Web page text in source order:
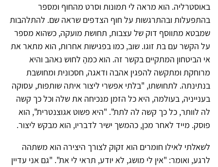
באוסטרליה. הוא מראה לי תמונות וסרט מהחוף ומספר
בהתפעלות ובהתרגשות על חוף הצדפים שראה שם. להתלהבות
שמבטא מתווסף דוק של עצבות, תחושת מועקה, כשהוא מספר
על הקשר עם בת זוגו. שוב, כמו בפגישות אחרות, הוא מתאר את
אי הביטחון המתקיים בקשר זה. הוא כמהַ לחוש נאהב והיא
מרוחקת ומתקשה להפגין אהבה ודאגה, חסכונית ומחושבת
בנתינתה. לתחושתו, "בלתי אפשרי ליצור איתה שותפות, עסוקה
בענייניה, בעולמה, היא כל הזמן מנכיחה את שלה וכל כך קשה
לה לוותר, כל כך קשה לה לתת". "היא פשוט אגוצנטרית", הוא
פוסק. מייד לאחר מכן, כהמשך ישיר לדבריו, הוא מבקש ליצור.
לשאלתי לאילו חומרים הוא זקוק לצורך היצירה הוא משתהה
לרגע, ואומר: "אין לי מושג, לא יודע, תראי לי את". "גם אני עדיין